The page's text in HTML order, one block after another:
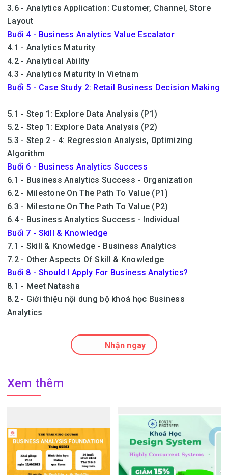
3.6 - Analytics Application: Customer, Channel, Store
Layout
Buổi 4 - Business Analytics Value Escalator
4.1 - Analytics Maturity
4.2 - Analytical Ability
4.3 - Analytics Maturity In Vietnam
Buổi 5 - Case Study 2: Retail Business Decision Making
5.1 - Step 1: Explore Data Analysis (P1)
5.2 - Step 1: Explore Data Analysis (P2)
5.3 - Step 2 - 4: Regression Analysis, Optimizing
Algorithm
Buổi 6 - Business Analytics Success
6.1 - Business Analytics Success - Organization
6.2 - Milestone On The Path To Value (P1)
6.3 - Milestone On The Path To Value (P2)
6.4 - Business Analytics Success - Individual
Buổi 7 - Skill & Knowledge
7.1 - Skill & Knowledge - Business Analytics
7.2 - Other Aspects Of Skill & Knowledge
Buổi 8 - Should I Apply For Business Analytics?
8.1 - Meet Natasha
8.2 - Giới thiệu nội dung bộ khoá học Business
Analytics
Nhận ngay
Xem thêm